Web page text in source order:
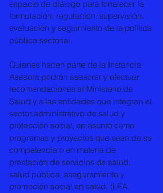
espacio de diálogo para fortalecer la
formulación, regulación, supervisión,
evaluación y seguimiento de la política
pública sectorial.
Quienes hacen parte de la Instancia
Asesora podrán asesorar y efectuar
recomendaciones al Ministerio de
Salud y a las entidades que integran el
sector administrativo de salud y
protección social, en asunto como
programas y proyectos que sean de su
competencia o en materia de
prestación de servicios de salud,
salud pública, aseguramiento y
promoción social en salud. (LEA: